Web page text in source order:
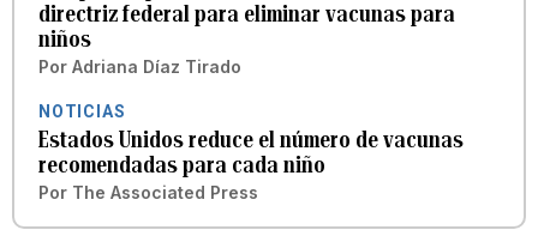
directriz federal para eliminar vacunas para
niños
Por Adriana Díaz Tirado
NOTICIAS
Estados Unidos reduce el número de vacunas
recomendadas para cada niño
Por The Associated Press